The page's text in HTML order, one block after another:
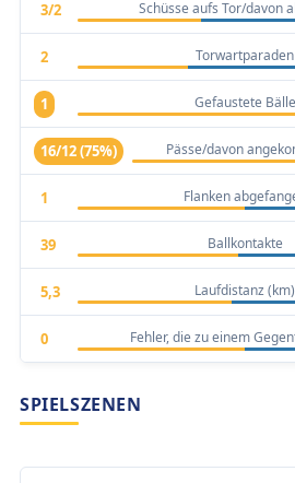
3/2 Schüsse aufs Tor/davon
2 Torwartparaden
1 Gefaustete Bälle
16/12 (75%) Pässe/davon
1 Flanken
39 Ballkontakte
5,3 Laufdistanz (km)
0 Fehler, die zu einem
SPIELSZENEN